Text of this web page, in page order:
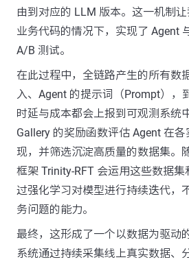
由到对应的 LLM 版本。这一机制
业务代码的情况下，实现了 Agent
A/B 测试。
在此过程中，全链路产生的所有数
入、Agent 的提示词（Prompt），
时延与成本都会上报到可观测系统
Gallery 的奖励函数评估 Agent 在
现，并筛选沉淀高质量的数据集。
框架 Trinity-RFT 会运用这些数据
过强化学习对模型进行持续迭代，
务问题的能力。
最终，这形成了一个以数据为驱动
系统通过持续采集线上真实数据、